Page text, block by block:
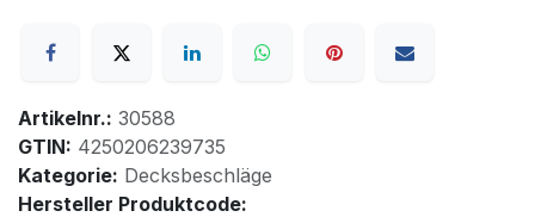
Artikelnr.: 30588
GTIN: 4250206239735
Kategorie: Decksbeschläge
Hersteller Produktcode: